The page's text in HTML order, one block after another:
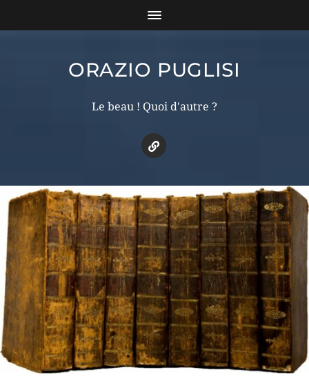
ORAZIO PUGLISI
Le beau ! Quoi d'autre ?